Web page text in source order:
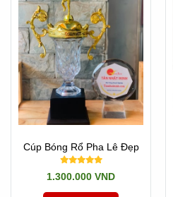
Cúp Bóng Rổ Pha Lê Đẹp
1.300.000 VND